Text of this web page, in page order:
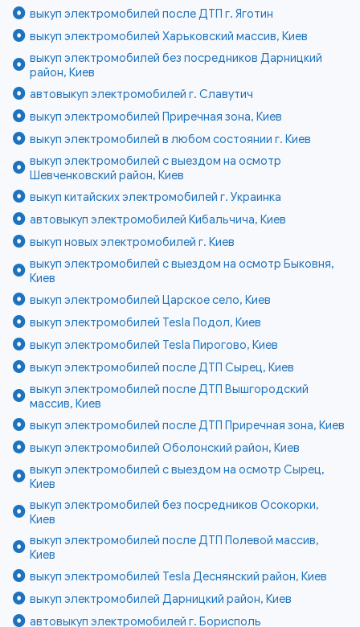
выкуп электромобилей после ДТП г. Яготин
выкуп электромобилей Харьковский массив, Киев
выкуп электромобилей без посредников Дарницкий
район, Киев
автовыкуп электромобилей г. Славутич
выкуп электромобилей Приречная зона, Киев
выкуп электромобилей в любом состоянии г. Киев
выкуп электромобилей с выездом на осмотр
Шевченковский район, Киев
выкуп китайских электромобилей г. Украинка
автовыкуп электромобилей Кибальчича, Киев
выкуп новых электромобилей г. Киев
выкуп электромобилей с выездом на осмотр Быковня,
Киев
выкуп электромобилей Царское село, Киев
выкуп электромобилей Tesla Подол, Киев
выкуп электромобилей Tesla Пирогово, Киев
выкуп электромобилей после ДТП Сырец, Киев
выкуп электромобилей после ДТП Вышгородский
массив, Киев
выкуп электромобилей после ДТП Приречная зона, Киев
выкуп электромобилей Оболонский район, Киев
выкуп электромобилей с выездом на осмотр Сырец,
Киев
выкуп электромобилей без посредников Осокорки,
Киев
выкуп электромобилей после ДТП Полевой массив,
Киев
выкуп электромобилей Tesla Деснянский район, Киев
выкуп электромобилей Дарницкий район, Киев
автовыкуп электромобилей г. Борисполь